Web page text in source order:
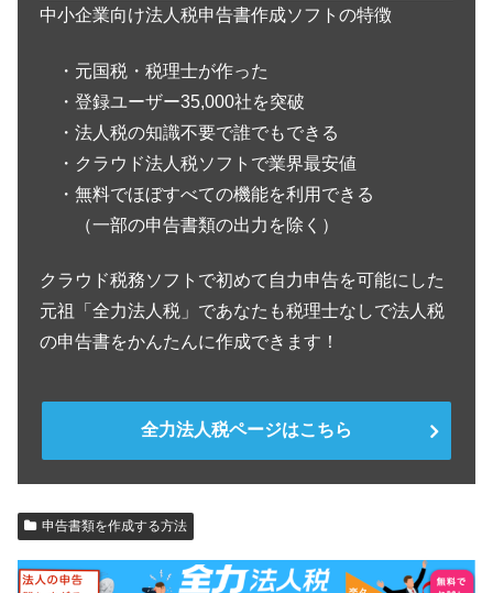
中小企業向け法人税申告書作成ソフトの特徴
・元国税・税理士が作った
・登録ユーザー35,000社を突破
・法人税の知識不要で誰でもできる
・クラウド法人税ソフトで業界最安値
・無料でほぼすべての機能を利用できる
（一部の申告書類の出力を除く）
クラウド税務ソフトで初めて自力申告を可能にした
元祖「全力法人税」であなたも税理士なしで法人税
の申告書をかんたんに作成できます！
全力法人税ページはこちら
申告書類を作成する方法